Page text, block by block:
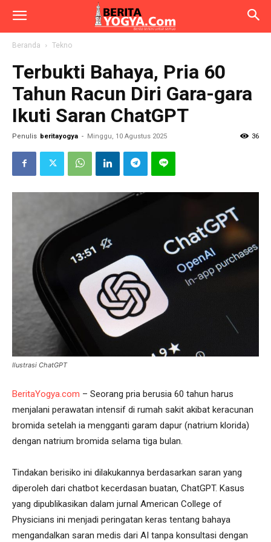
Beranda Tekno
Terbukti Bahaya, Pria 60
Tahun Racun Diri Gara-gara
Ikuti Saran ChatGPT
Penulis beritayogya - Minggu, 10 Agustus 2025 36
Ilustrasi ChatGPT
BeritaYogya.com – Seorang pria berusia 60 tahun harus
menjalani perawatan intensif di rumah sakit akibat keracunan
bromida setelah ia mengganti garam dapur (natrium klorida)
dengan natrium bromida selama tiga bulan.
Tindakan berisiko ini dilakukannya berdasarkan saran yang
diperoleh dari chatbot kecerdasan buatan, ChatGPT. Kasus
yang dipublikasikan dalam jurnal American College of
Physicians ini menjadi peringatan keras tentang bahaya
mengandalkan saran medis dari AI tanpa konsultasi dengan